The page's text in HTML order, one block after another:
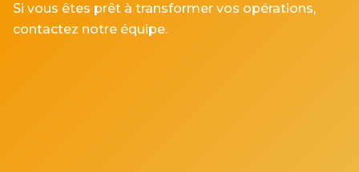
Si vous êtes prêt à transformer vos opérations,
contactez notre équipe.